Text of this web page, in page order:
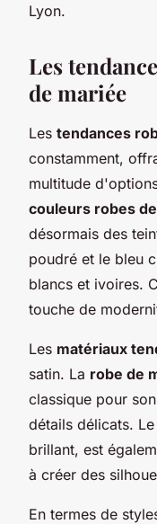
Lyon.
Les
de mariée
Les tendances
constamment,
multitude
couleurs robes
désormais des
poudré et le bleu
blancs et ivoires.
touche de
Les matériaux
satin. La robe de
classique pour
détails délicats.
brillant, est
à créer des
En termes de